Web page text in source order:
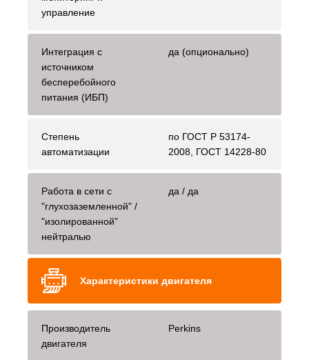
управление
Интеграция с
источником
бесперебойного
питания (ИБП)
да (опционально)
Степень
автоматизации
по ГОСТ Р 53174-
2008, ГОСТ 14228-80
Работа в сети с
"глухозаземленной" /
"изолированной"
нейтралью
да / да
Характеристики двигателя
Производитель
двигателя
Perkins